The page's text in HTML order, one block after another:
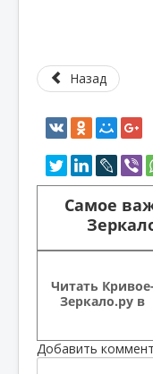
Назад
Самое
Читать Кривое-
Зеркало.ру в
Добавить